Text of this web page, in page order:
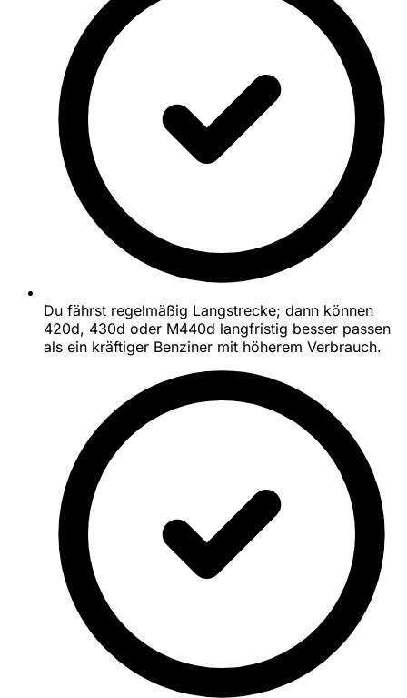
Du fährst regelmäßig Langstrecke; dann können
420d, 430d oder M440d langfristig besser passen
als ein kräftiger Benziner mit höherem Verbrauch.